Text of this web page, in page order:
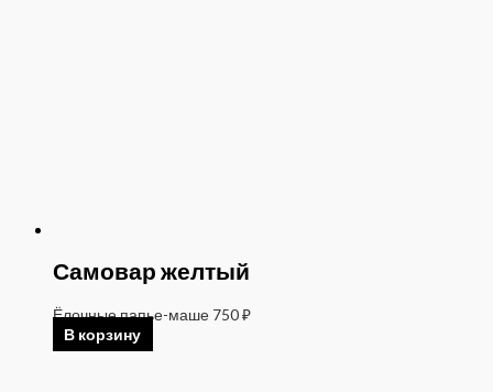
Самовар желтый
Ёлочные папье-маше 750₽
В корзину